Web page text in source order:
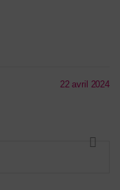
22 avril 2024